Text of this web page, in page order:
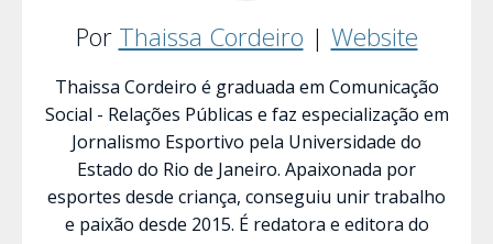
Por Thaissa Cordeiro | Website
Thaissa Cordeiro é graduada em Comunicação
Social - Relações Públicas e faz especialização em
Jornalismo Esportivo pela Universidade do
Estado do Rio de Janeiro. Apaixonada por
esportes desde criança, conseguiu unir trabalho
e paixão desde 2015. É redatora e editora do